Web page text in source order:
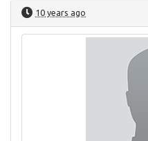
10 years ago